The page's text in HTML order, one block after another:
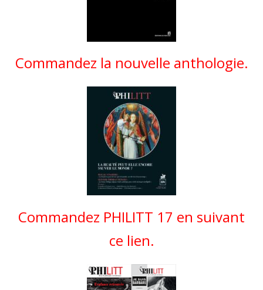
Commandez la nouvelle anthologie.
Commandez PHILITT 17 en suivant
ce lien.